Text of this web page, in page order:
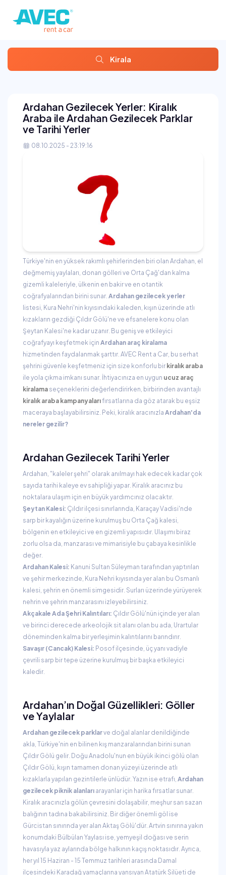
Kirala
Ardahan Gezilecek Yerler: Kiralık
Araba ile Ardahan Gezilecek Parklar
ve Tarihi Yerler
08.10.2025 - 23:19:16
Türkiye'nin en yüksek rakımlı şehirlerinden biri olan Ardahan, el
değmemiş yaylaları, donan gölleri ve Orta Çağ'dan kalma
gizemli kaleleriyle, ülkenin en bakir ve en otantik
coğrafyalarından birini sunar. Ardahan gezilecek yerler
listesi, Kura Nehri'nin kıyısındaki kaleden, kışın üzerinde atlı
kızakların gezdiği Çıldır Gölü'ne ve efsanelere konu olan
Şeytan Kalesi'ne kadar uzanır. Bu geniş ve etkileyici
coğrafyayı keşfetmek için Ardahan araç kiralama
hizmetinden faydalanmak şarttır. AVEC Rent a Car, bu serhat
şehrini güvenle keşfetmeniz için size konforlu bir kiralık araba
ile yola çıkma imkanı sunar. İhtiyacınıza en uygun ucuz araç
kiralama seçeneklerini değerlendirirken, birbirinden avantajlı
kiralık araba kampanyalarıfırsatlarına da göz atarak bu eşsiz
maceraya başlayabilirsiniz. Peki, kiralık aracınızla Ardahan'da
nereler gezilir?
Ardahan Gezilecek Tarihi Yerler
Ardahan, "kaleler şehri" olarak anılmayı hak edecek kadar çok
sayıda tarihi kaleye ev sahipliği yapar. Kiralık aracınız bu
noktalara ulaşım için en büyük yardımcınız olacaktır.
Şeytan Kalesi: Çıldır ilçesi sınırlarında, Karaçay Vadisi'nde
sarp bir kayalığın üzerine kurulmuş bu Orta Çağ kalesi,
bölgenin en etkileyici ve en gizemli yapısıdır. Ulaşımı biraz
zorlu olsa da, manzarası ve mimarisiyle bu çabaya kesinlikle
değer.
Ardahan Kalesi: Kanuni Sultan Süleyman tarafından yaptırılan
ve şehir merkezinde, Kura Nehri kıyısında yer alan bu Osmanlı
kalesi, şehrin en önemli simgesidir. Surları üzerinde yürüyerek
nehrin ve şehrin manzarasını izleyebilirsiniz.
Akçakale Ada Şehri Kalıntıları: Çıldır Gölü'nün içinde yer alan
ve birinci derecede arkeolojik sit alanı olan bu ada, Urartular
döneminden kalma bir yerleşimin kalıntılarını barındırır.
Savaşır (Cancak) Kalesi: Posof ilçesinde, üç yanı vadiyle
çevrili sarp bir tepe üzerine kurulmuş bir başka etkileyici
kaledir.
Ardahan’ın Doğal Güzellikleri: Göller
ve Yaylalar
Ardahan gezilecek parklarve doğal alanlar denildiğinde
akla, Türkiye'nin en bilinen kış manzaralarından birini sunan
Çıldır Gölü gelir. Doğu Anadolu'nun en büyük ikinci gölü olan
Çıldır Gölü, kışın tamamen donan yüzeyi üzerinde atlı
kızaklarla yapılan gezintilerle ünlüdür. Yazın ise etrafı, Ardahan
gezilecek piknik alanları arayanlar için harika fırsatlar sunar.
Kiralık aracınızla gölün çevresini dolaşabilir, meşhur sarı sazan
balığının tadına bakabilirsiniz. Bir diğer önemli göl ise
Gürcistan sınırında yer alan Aktaş Gölü'dür. Artvin sınırına yakın
konumdaki Bülbülan Yaylası ise, yemyeşil doğası ve serin
havasıyla yaz aylarında bölge halkının kaçış noktasıdır. Ayrıca,
her yıl 15 Haziran - 15 Temmuz tarihleri arasında Damal
ilçesindeki Karadağ yamaçlarına yansıyan Atatürk Silüeti de